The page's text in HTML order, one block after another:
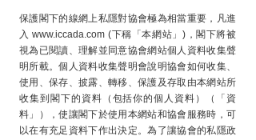
保護閣下的線網上私隱對協會極為相當重要，凡進
入www.iccada.com (下稱「本網站」)，閣下將被
視為已閱讀、理解並同意協會網站個人資料收集聲
明所載。個人資料收集聲明會說明協會如何收集、
使用、保存、披露、轉移、保護及存取由本網站所
收集到閣下的資料（包括你的個人資料）（「資
料」），使讓閣下於使用本網站和協會服務時，可
以在有充足資料下作出決定。為了讓協會的私隱政